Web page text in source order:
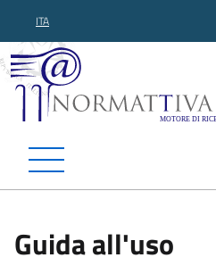
ITA
Normattiva
Guida all'uso